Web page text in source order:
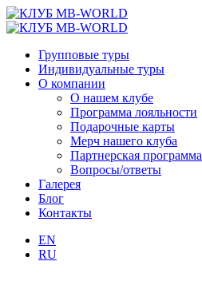
Групповые туры
Индивидуальные туры
О компании
О нашем клубе
Программа лояльности
Подарочные карты
Мерч нашего клуба
Партнерская программа
Вопросы/ответы
Галерея
Блог
Контакты
EN
RU